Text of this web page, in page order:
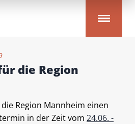
die Region
Region Mannheim einen
in der Zeit vom 24.06. -